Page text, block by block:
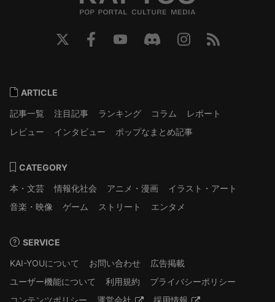
ARTICLE
記事一覧
注目記事 ランキング コラム
レポート
レビュー
インタビュー ポップなまとめ記事
CATEGORY
本・文芸
情報化社会 アニメ・漫画
イラスト・アート
音楽・映像
ゲーム ストリート エンタメ
SERVICE
KAI-YOUについて
お問い合わせ
広告掲載
ユーザー機能について
利用規約
プライバシーポリシー